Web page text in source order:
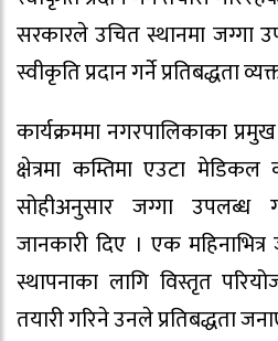
सरकारले उचित स्थानमा जग्गा
स्वीकृति प्रदान गर्ने प्रतिबद्धता
कार्यक्रममा नगरपालिकाका
क्षेत्रमा कम्तिमा एउटा
सोहीअनुसार जग्गा उपलब्ध
जानकारी दिए । एक
स्थापनाका लागि विस्तृत
तयारी गरिने उनले प्रतिबद्धता